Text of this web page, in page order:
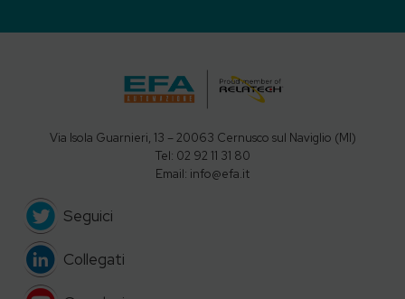
Via Isola Guarnieri, 13 – 20063 Cernusco sul Naviglio (MI)
Tel: 02 92 11 31 80
Email: info@efa.it
Seguici
Collegati